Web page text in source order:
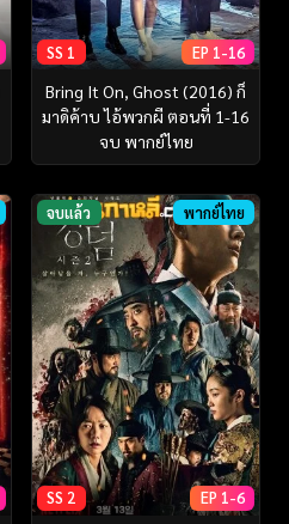
SS 1 EP 1-16
Bring It On, Ghost (2016) ก็
มาดิค้าบ ไอ้พวกผี ตอนที่ 1-16
จบ พากย์ไทย
จบแล้ว พากย์ไทย
SS 2 EP 1-6